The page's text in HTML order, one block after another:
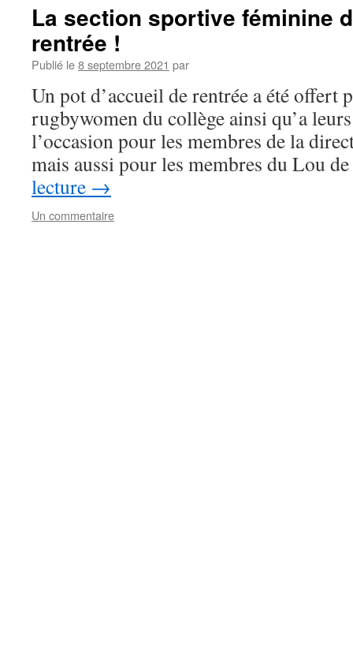
La section sportive féminine
rentrée !
Publié le8 septembre 2021 par
Un pot d’accueil de rentrée a été offert
rugbywomen du collège ainsi qu’a
l’occasion pour les membres de la
mais aussi pour les membres du Lou
lecture →
Un commentaire